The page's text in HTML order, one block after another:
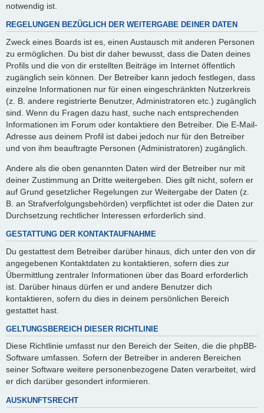
notwendig ist.
REGELUNGEN BEZÜGLICH DER WEITERGABE DEINER DATEN
Zweck eines Boards ist es, einen Austausch mit anderen Personen
zu ermöglichen. Du bist dir daher bewusst, dass die Daten deines
Profils und die von dir erstellten Beiträge im Internet öffentlich
zugänglich sein können. Der Betreiber kann jedoch festlegen, dass
einzelne Informationen nur für einen eingeschränkten Nutzerkreis
(z. B. andere registrierte Benutzer, Administratoren etc.) zugänglich
sind. Wenn du Fragen dazu hast, suche nach entsprechenden
Informationen im Forum oder kontaktiere den Betreiber. Die E-Mail-
Adresse aus deinem Profil ist dabei jedoch nur für den Betreiber
und von ihm beauftragte Personen (Administratoren) zugänglich.
Andere als die oben genannten Daten wird der Betreiber nur mit
deiner Zustimmung an Dritte weitergeben. Dies gilt nicht, sofern er
auf Grund gesetzlicher Regelungen zur Weitergabe der Daten (z.
B. an Strafverfolgungsbehörden) verpflichtet ist oder die Daten zur
Durchsetzung rechtlicher Interessen erforderlich sind.
GESTATTUNG DER KONTAKTAUFNAHME
Du gestattest dem Betreiber darüber hinaus, dich unter den von dir
angegebenen Kontaktdaten zu kontaktieren, sofern dies zur
Übermittlung zentraler Informationen über das Board erforderlich
ist. Darüber hinaus dürfen er und andere Benutzer dich
kontaktieren, sofern du dies in deinem persönlichen Bereich
gestattet hast.
GELTUNGSBEREICH DIESER RICHTLINIE
Diese Richtlinie umfasst nur den Bereich der Seiten, die die phpBB-
Software umfassen. Sofern der Betreiber in anderen Bereichen
seiner Software weitere personenbezogene Daten verarbeitet, wird
er dich darüber gesondert informieren.
AUSKUNFTSRECHT